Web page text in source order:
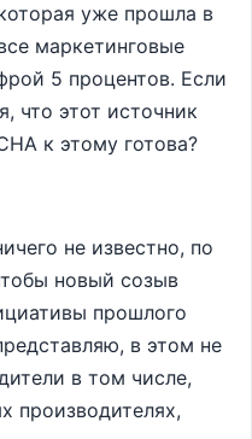
уже прошла в
маркетинговые
5 процентов. Если
что этот источник
к этому готова?
не известно, по
новый созыв
прошлого
в этом не
в том числе,
производителях,